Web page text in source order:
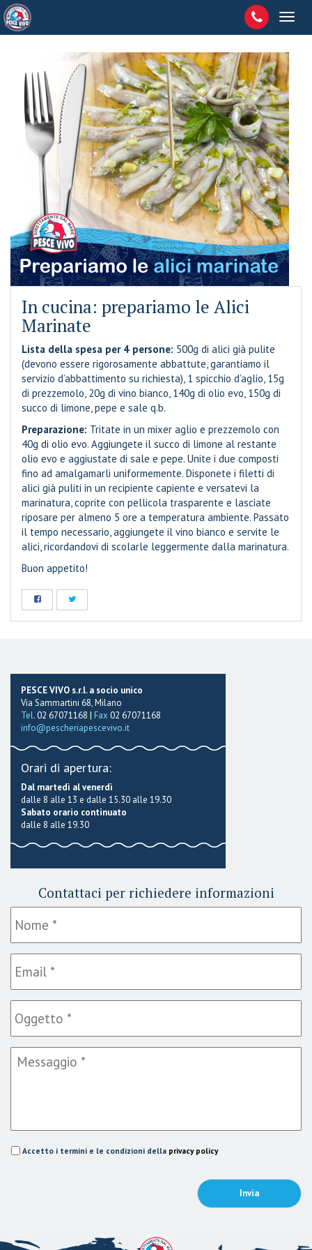
In cucina: prepariamo le Alici
Marinate
Lista della spesa per 4 persone: 500g di alici già pulite
(devono essere rigorosamente abbattute, garantiamo il
servizio d’abbattimento su richiesta), 1 spicchio d’aglio, 15g
di prezzemolo, 20g di vino bianco, 140g di olio evo, 150g di
succo di limone, pepe e sale q.b.
Preparazione: Tritate in un mixer aglio e prezzemolo con
40g di olio evo. Aggiungete il succo di limone al restante
olio evo e aggiustate di sale e pepe. Unite i due composti
fino ad amalgamarli uniformemente. Disponete i filetti di
alici già puliti in un recipiente capiente e versatevi la
marinatura, coprite con pellicola trasparente e lasciate
riposare per almeno 5 ore a temperatura ambiente. Passato
il tempo necessario, aggiungete il vino bianco e servite le
alici, ricordandovi di scolarle leggermente dalla marinatura.
Buon appetito!
PESCE VIVO s.r.l. a socio unico
Via Sammartini 68, Milano
Tel.02 67071168 | Fax 02 67071168
info@pescheriapescevivo.it
Orari di apertura:
Dal martedì al venerdì
dalle 8 alle 13 e dalle 15.30 alle 19.30
Sabato orario continuato
dalle 8 alle 19.30
Contattaci per richiedere informazioni
Accetto i termini e le condizioni della privacy policy